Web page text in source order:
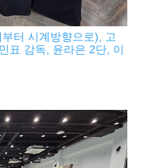
터 시계방향으로), 고
표 감독, 윤라은 2단, 이